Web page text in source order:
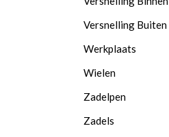
Versnelling Buiten
Werkplaats
Wielen
Zadelpen
Zadels